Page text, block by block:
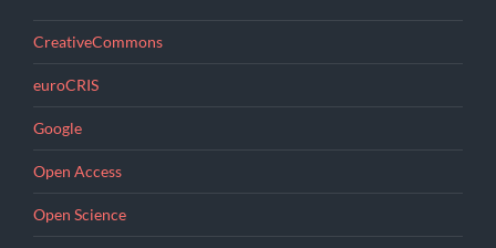
CreativeCommons
euroCRIS
Google
Open Access
Open Science